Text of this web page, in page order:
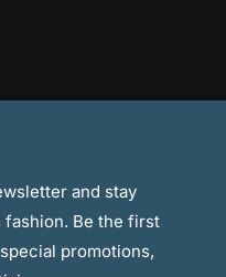
and stay
Be the first
promotions,